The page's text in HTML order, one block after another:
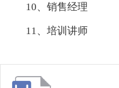
10、销售经理
11、培训讲师